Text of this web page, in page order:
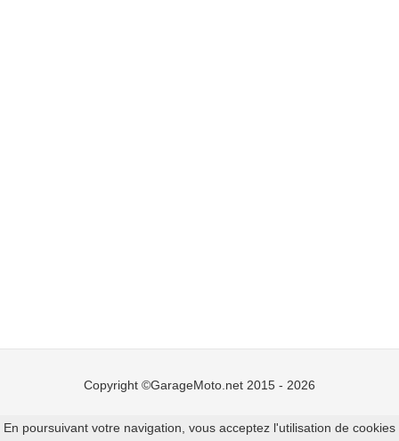
Copyright ©GarageMoto.net 2015 - 2026
Mentions légales Ajouter un garage moto
En poursuivant votre navigation, vous acceptez l'utilisation de cookies